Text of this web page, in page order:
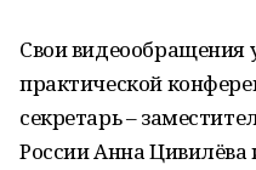
Свои видеообращения
практической
секретарь –
России Анна